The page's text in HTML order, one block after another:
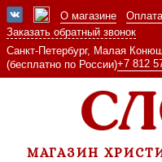
О магазине
Заказать обратный звонок
Санкт-Петербург, Малая
(бесплатно по России)+7 812
МАГАЗИН